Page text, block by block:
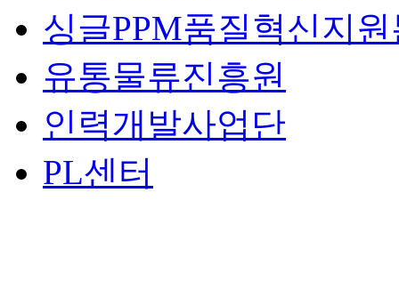
싱글PPM품질혁신지
유통물류진흥원
인력개발사업단
PL센터